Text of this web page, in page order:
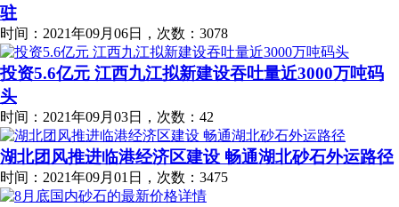
驻
时间：2021年09月06日，次数：3078
投资5.6亿元 江西九江拟新建设吞吐量近3000万吨码
头
时间：2021年09月03日，次数：42
湖北团风推进临港经济区建设 畅通湖北砂石外运路径
时间：2021年09月01日，次数：3475